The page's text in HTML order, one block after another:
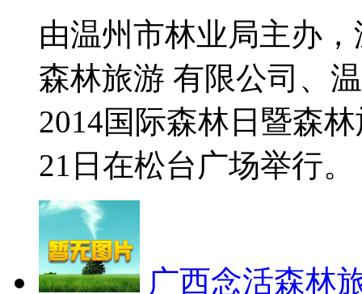
由温州市林业局主办
森林旅游 有限公司、
2014国际森林日暨森
21日在松台广场举行。
广西念活森林